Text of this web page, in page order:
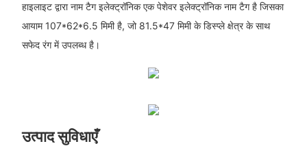
हाइलाइट द्वारा नाम टैग इलेक्ट्रॉनिक एक पेशेवर इलेक्ट्रॉनिक नाम टैग है जिसका
आयाम 107*62*6.5 मिमी है, जो 81.5*47 मिमी के डिस्प्ले क्षेत्र के साथ
सफेद रंग में उपलब्ध है।
उत्पाद सुविधाएँ